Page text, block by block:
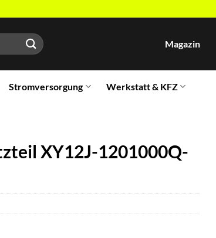
Magazin
Stromversorgung Werkstatt & KFZ
XY12J-1201000Q-